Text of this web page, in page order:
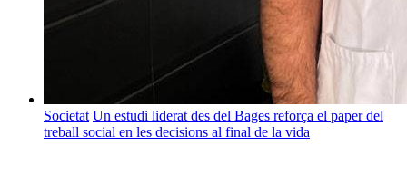
Societat Un estudi liderat des del Bages reforça el paper del
treball social en les decisions al final de la vida